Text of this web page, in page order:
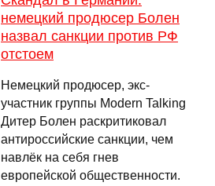
немецкий продюсер Болен
назвал санкции против РФ
отстоем
Немецкий продюсер, экс-
участник группы Modern Talking
Дитер Болен раскритиковал
антироссийские санкции, чем
навлёк на себя гнев
европейской общественности.